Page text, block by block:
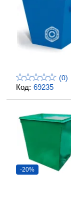
Код: 69235
(0)
-20%